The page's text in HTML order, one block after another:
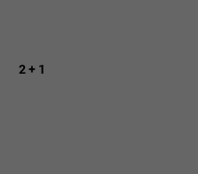
2 + 1